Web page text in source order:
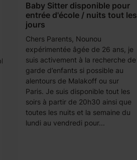
Baby Sitter disponible pour
entrée d'école / nuits tout les
jours
Chers Parents, Nounou
expérimentée âgée de 26 ans, je
suis activement à la recherche de
garde d’enfants si possible au
alentours de Malakoff ou sur
Paris. Je suis disponible tout les
soirs à partir de 20h30 ainsi que
toutes les nuits et la semaine du
lundi au vendredi pour...